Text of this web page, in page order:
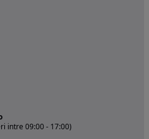
intre 09:00 - 17:00)